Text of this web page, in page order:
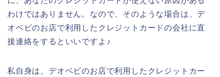
わけではありません。なので、そのような場合は、デ
オベビのお店で利用したクレジットカードの会社に直
接連絡をするといいですよ♪
私自身は、デオベビのお店で利用したクレジットカー